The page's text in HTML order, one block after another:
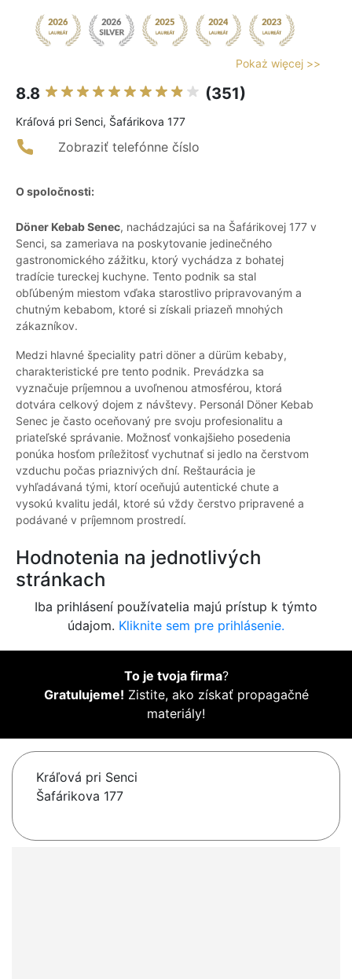
Pokaż więcej >>
8.8 (351)
Kráľová pri Senci, Šafárikova 177
Zobraziť telefónne číslo
O spoločnosti:
Döner Kebab Senec, nachádzajúci sa na Šafárikovej 177 v
Senci, sa zameriava na poskytovanie jedinečného
gastronomického zážitku, ktorý vychádza z bohatej
tradície tureckej kuchyne. Tento podnik sa stal
obľúbeným miestom vďaka starostlivo pripravovaným a
chutným kebabom, ktoré si získali priazeň mnohých
zákazníkov.
Medzi hlavné špeciality patri döner a dürüm kebaby,
charakteristické pre tento podnik. Prevádzka sa
vyznačuje príjemnou a uvoľnenou atmosférou, ktorá
dotvára celkový dojem z návštevy. Personál Döner Kebab
Senec je často oceňovaný pre svoju profesionalitu a
priateľské správanie. Možnosť vonkajšieho posedenia
ponúka hosťom príležitosť vychutnať si jedlo na čerstvom
vzduchu počas priaznivých dní. Reštaurácia je
vyhľadávaná tými, ktorí oceňujú autentické chute a
vysokú kvalitu jedál, ktoré sú vždy čerstvo pripravené a
podávané v príjemnom prostredí.
Hodnotenia na jednotlivých
stránkach
Iba prihlásení používatelia majú prístup k týmto
údajom. Kliknite sem pre prihlásenie.
To je tvoja firma?
Gratulujeme! Zistite, ako získať propagačné
materiály!
Kráľová pri Senci
Šafárikova 177